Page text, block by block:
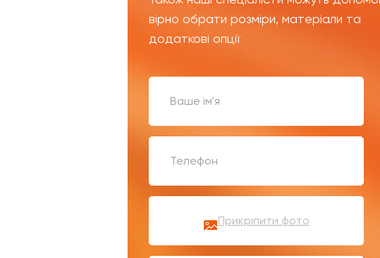
вірно обрати розміри, матеріали та
додаткові опції
Прикріпити фото